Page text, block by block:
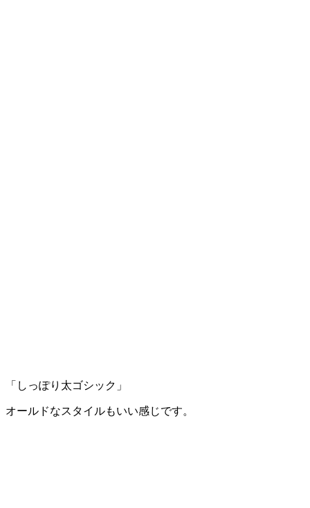
「しっぽり太ゴシック」
オールドなスタイルもいい感じです。